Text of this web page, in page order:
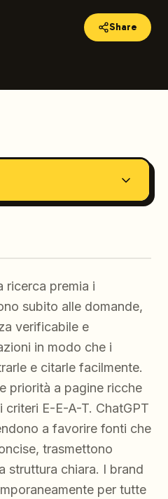
Share
ricerca premia i
subito alle domande,
verificabile e
in modo che i
e citarle facilmente.
priorità a pagine ricche
criteri E-E-A-T. ChatGPT
a favorire fonti che
trasmettono
struttura chiara. I brand
per tutte